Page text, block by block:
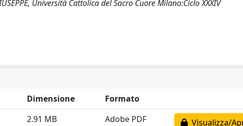
Università Cattolica del Sacro Cuore Milano:Ciclo XXXIV
Dimensione
Formato
2.91 MB Adobe PDF Visualizza/